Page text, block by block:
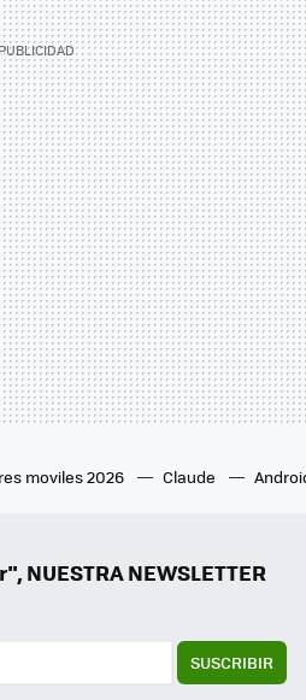
moviles 2026 Claude
NUESTRA NEWSLETTER
SUSCRIBIR